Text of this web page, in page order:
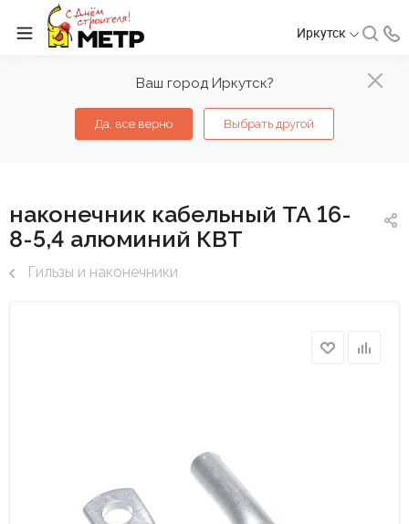
Ваш город Иркутск?
Да, все верно Выбрать другой
Иркутск
наконечник кабельный ТА 16-
8-5,4 алюминий КВТ
Гильзы и наконечники